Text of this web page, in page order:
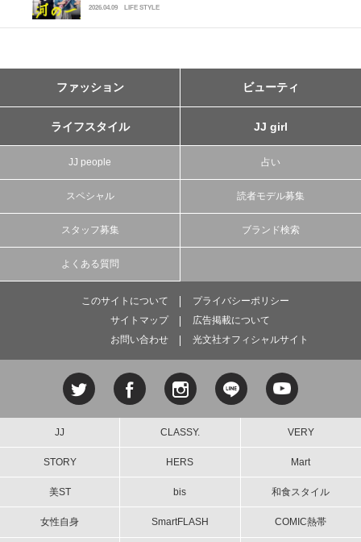
2026.04.09 LIFE STYLE
ファッション ビューティ
ライフスタイル JJ girl
JJ people 占い
スペシャル 読者モデル募集
スタッフ募集 ブランド検索
よくある質問
このサイトについて
プライバシーポリシー
サイトマップ
広告掲載について
お問い合わせ
光文社オフィシャルサイト
JJ CLASSY. VERY
STORY HERS Mart
美ST bis 和食スタイル
女性自身 SmartFLASH COMIC熱帯